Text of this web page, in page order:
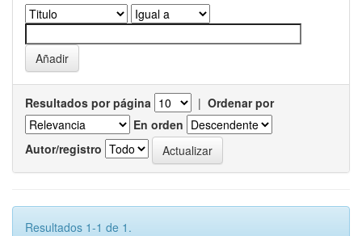
Resultados por página | Ordenar por
En orden
Autor/registro
Resultados 1-1 de 1.